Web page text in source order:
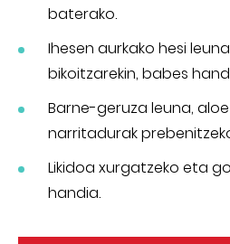
baterako.
Ihesen aurkako hesi
bikoitzarekin, babes
Barne-geruza leuna,
narritadurak
Likidoa xurgatzeko eta
handia.